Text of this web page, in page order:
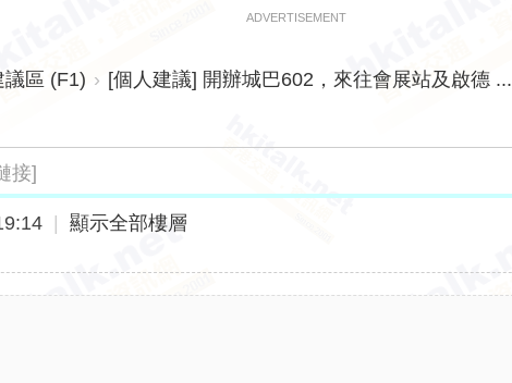
ADVERTISEMENT
區 (F1) › [個人建議] 開辦城巴602，來往會展站及啟德 ...
接]
顯示全部樓層